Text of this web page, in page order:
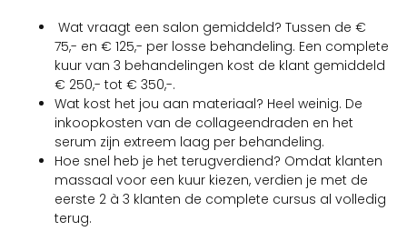
Wat vraagt een salon gemiddeld? Tussen de €
75,- en € 125,- per losse behandeling. Een complete
kuur van 3 behandelingen kost de klant gemiddeld
€ 250,- tot € 350,-.
Wat kost het jou aan materiaal? Heel weinig. De
inkoopkosten van de collageendraden en het
serum zijn extreem laag per behandeling.
Hoe snel heb je het terugverdiend? Omdat klanten
massaal voor een kuur kiezen, verdien je met de
eerste 2 à 3 klanten de complete cursus al volledig
terug.